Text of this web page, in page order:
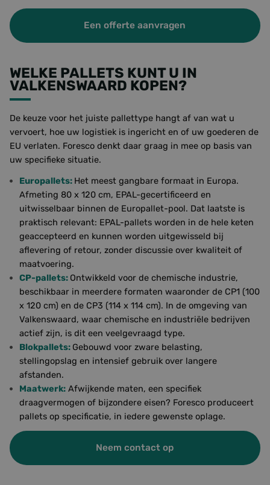
Een offerte aanvragen
WELKE PALLETS KUNT U IN
VALKENSWAARD KOPEN?
De keuze voor het juiste pallettype hangt af van wat u
vervoert, hoe uw logistiek is ingericht en of uw goederen de
EU verlaten. Foresco denkt daar graag in mee op basis van
uw specifieke situatie.
Europallets: Het meest gangbare formaat in Europa.
Afmeting 80 x 120 cm, EPAL-gecertificeerd en
uitwisselbaar binnen de Europallet-pool. Dat laatste is
praktisch relevant: EPAL-pallets worden in de hele keten
geaccepteerd en kunnen worden uitgewisseld bij
aflevering of retour, zonder discussie over kwaliteit of
maatvoering.
CP-pallets: Ontwikkeld voor de chemische industrie,
beschikbaar in meerdere formaten waaronder de CP1 (100
x 120 cm) en de CP3 (114 x 114 cm). In de omgeving van
Valkenswaard, waar chemische en industriële bedrijven
actief zijn, is dit een veelgevraagd type.
Blokpallets: Gebouwd voor zware belasting,
stellingopslag en intensief gebruik over langere
afstanden.
Maatwerk: Afwijkende maten, een specifiek
draagvermogen of bijzondere eisen? Foresco produceert
pallets op specificatie, in iedere gewenste oplage.
Neem contact op